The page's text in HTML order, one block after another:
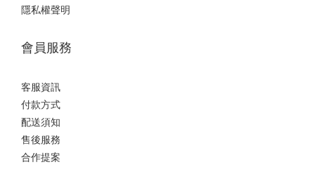
隱私權聲明
會員服務
客服資訊
付款方式
配送須知
售後服務
合作提案